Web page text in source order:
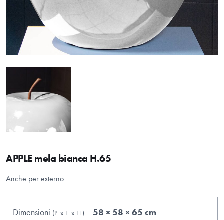
APPLE mela bianca H.65
Anche per esterno
Dimensioni (P. x L. x H.) 58 × 58 × 65 cm